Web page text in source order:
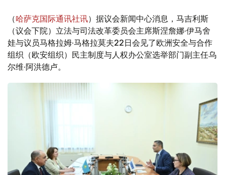
（哈萨克国际通讯社讯）据议会新闻中心消息，马吉利斯
（议会下院）立法与司法改革委员会主席斯涅詹娜·伊马舍
娃与议员马格拉姆·马格拉莫夫22日会见了欧洲安全与合作
组织（欧安组织）民主制度与人权办公室选举部门副主任乌
尔维·阿洪德卢。